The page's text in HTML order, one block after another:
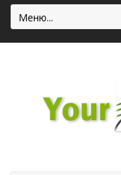
Меню...